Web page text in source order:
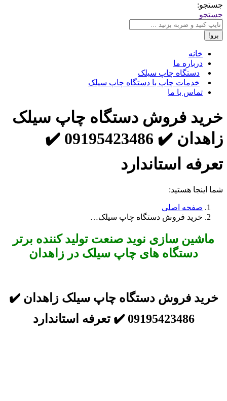
جستجو:
جستجو
خانه
درباره ما
دستگاه چاپ سیلک
خدمات چاپ با دستگاه چاپ سیلک
تماس با ما
خرید فروش دستگاه چاپ سیلک
زاهدان ✔️ 09195423486 ✔️
تعرفه استاندارد
شما اینجا هستید:
صفحه اصلی
خرید فروش دستگاه چاپ سیلک…
ماشین سازی نوید صنعت تولید کننده برتر
دستگاه های چاپ سیلک در زاهدان
خرید فروش دستگاه چاپ سیلک زاهدان ✔️
09195423486 ✔️ تعرفه استاندارد